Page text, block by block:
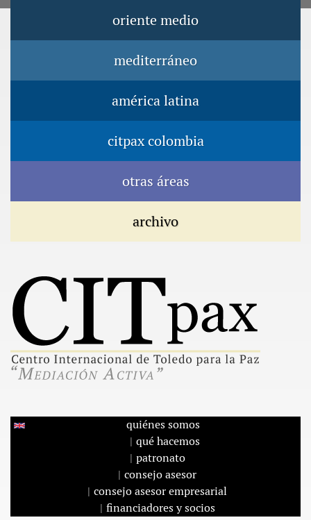
Jump to navigation
Menú principal
oriente medio
mediterráneo
américa latina
citpax colombia
otras áreas
archivo
quiénes somos
qué hacemos
patronato
consejo asesor
consejo asesor empresarial
financiadores y socios